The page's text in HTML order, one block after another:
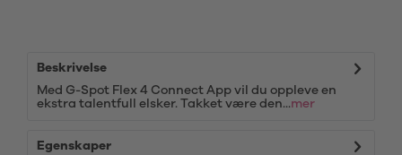
Beskrivelse
Med G-Spot Flex 4 Connect App vil du oppleve en
ekstra talentfull elsker. Takket være den...mer
Egenskaper